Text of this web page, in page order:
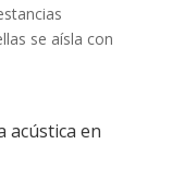
se aísla con
acústica en